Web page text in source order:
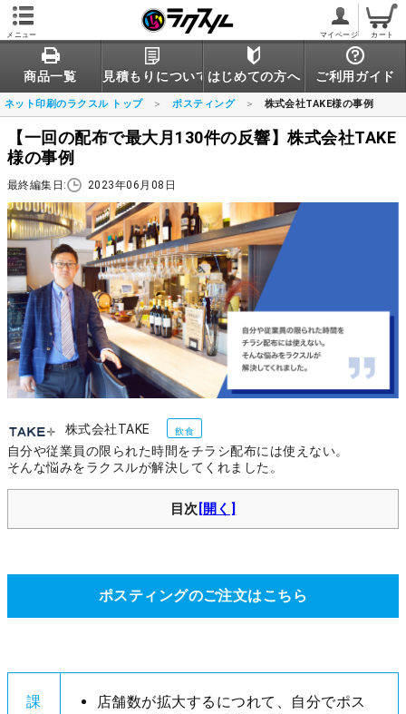
メニュー マイページ カート
商品一覧 見積もりについてはじめての方へ ご利用ガイド
ネット印刷のラクスル トップ ポスティング 株式会社TAKE様の事例
【一回の配布で最大月130件の反響】株式会社TAKE
様の事例
最終編集日: 2023年06月08日
株式会社TAKE 飲食
自分や従業員の限られた時間をチラシ配布には使えない。
そんな悩みをラクスルが解決してくれました。
目次
ポスティングのご注文はこちら
課
店舗数が拡大するにつれて、自分でポス